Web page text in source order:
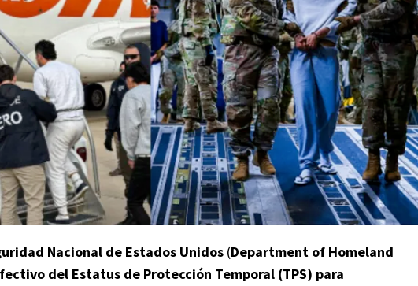
Nacional de Estados Unidos (Department of Homeland
del Estatus de Protección Temporal (TPS) para